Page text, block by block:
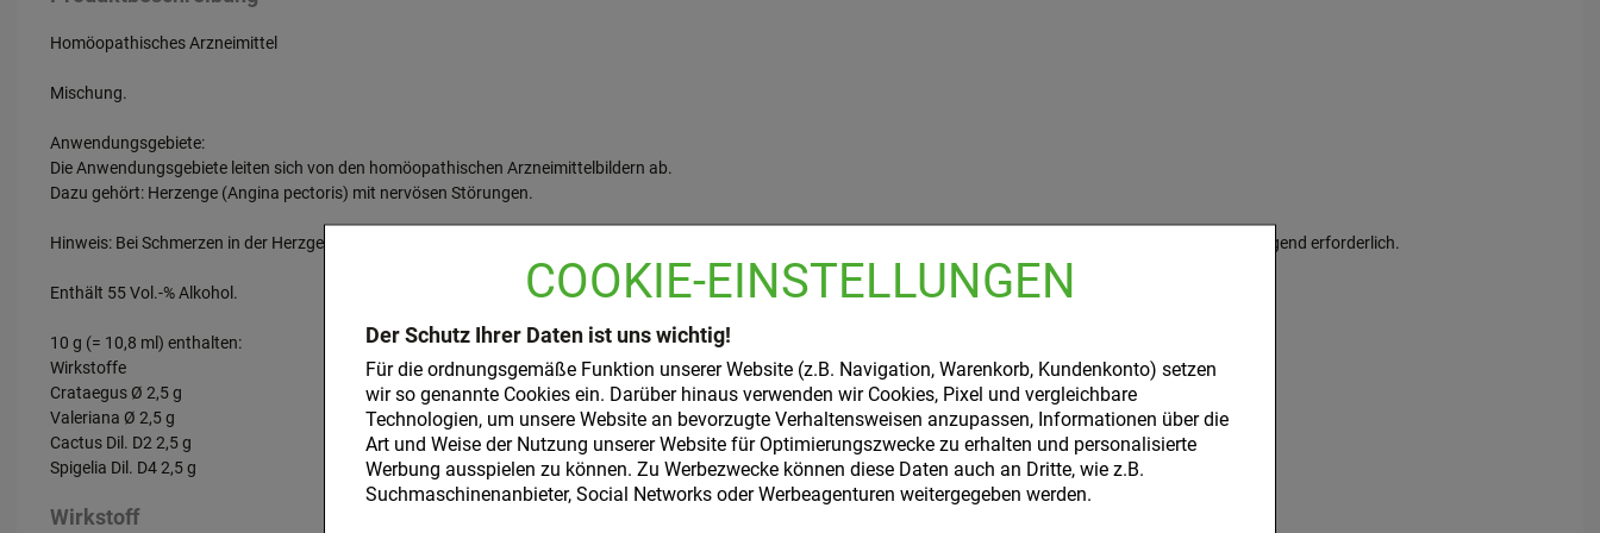
COOKIE-EINSTELLUNGEN
Der Schutz Ihrer Daten ist uns wichtig!
Für die ordnungsgemäße Funktion unserer Website (z.B. Navigation, Warenkorb, Kundenkonto) setzen
wir so genannte Cookies ein. Darüber hinaus verwenden wir Cookies, Pixel und vergleichbare
Technologien, um unsere Website an bevorzugte Verhaltensweisen anzupassen, Informationen über die
Art und Weise der Nutzung unserer Website für Optimierungszwecke zu erhalten und personalisierte
Werbung ausspielen zu können. Zu Werbezwecke können diese Daten auch an Dritte, wie z.B.
Suchmaschinenanbieter, Social Networks oder Werbeagenturen weitergegeben werden.
Homöopathisches Arzneimittel
Mischung.
Anwendungsgebiete:
Die Anwendungsgebiete leiten sich von den homöopathischen Arzneimittelbildern ab.
Dazu gehört: Herzenge (Angina pectoris) mit nervösen Störungen.
Hinweis: Bei Schmerzen in der Herzgegend, die in die Arme, den Oberbauch oder die Halsgegend ausstrahlen können, oder bei Atemnot ist eine ärztliche Abklärung zwingend erforderlich.
Enthält 55 Vol.-% Alkohol.
10 g (= 10,8 ml) enthalten:
Wirkstoffe
Crataegus Ø 2,5 g
Valeriana Ø 2,5 g
Cactus Dil. D2 2,5 g
Spigelia Dil. D4 2,5 g
Wirkstoff